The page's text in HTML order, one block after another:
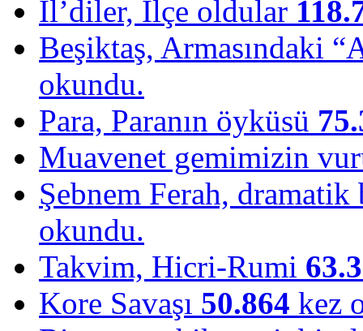
İl’diler, İlçe oldular
Beşiktaş, Armasındaki
okundu.
Para, Paranın öyküsü
Muavenet gemimizin
Şebnem Ferah,
okundu.
Takvim, Hicri-Rumi
Kore Savaşı 50.864 kez